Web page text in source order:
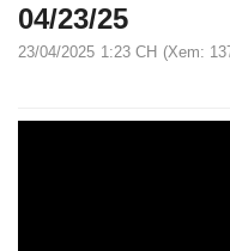
04/23/25
23/04/2025 1:23 CH (Xem: